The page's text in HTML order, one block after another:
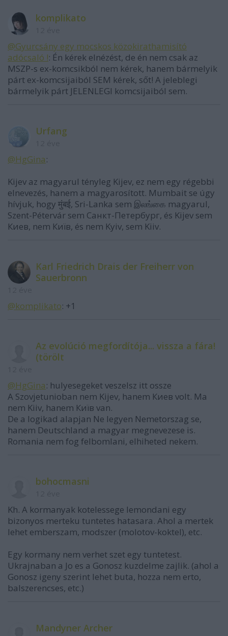
komplikato
@Gyurcsány egy mocskos közokirathamisító
adócsaló !: Én kérek elnézést, de én nem csak az
MSZP-s ex-komcsikból nem kérek, hanem bármelyik
párt ex-komcsijaiból SEM kérek, sőt! A jeleblegi
bármelyik párt JELENLEGI komcsijaiból sem.
Urfang
@HgGina:
Kijev az magyarul tényleg Kijev, ez nem egy régebbi
elnevezés, hanem a magyarosított. Mumbait se úgy
hívjuk, hogy मुंबई, Sri-Lanka sem இலங்கை magyarul,
Szent-Pétervár sem Санкт-Петербург, és Kijev sem
Киев, nem Київ, és nem Kyiv, sem Kiiv.
Karl Friedrich Drais der Freiherr von
Sauerbronn
@komplikato: +1
Az evolúció megfordítója... vissza a fára!
(törölt
@HgGina: hulyesegeket veszelsz itt ossze
A Szovjetunioban nem Kijev, hanem Киев volt. Ma
nem Kiiv, hanem Київ van.
De a logikad alapjan Ne legyen Nemetorszag se,
hanem Deutschland a magyar megnevezese is.
Romania nem fog felbomlani, elhiheted nekem.
bohocmasni
Kh. A kormanyak kotelessege lemondani egy
bizonyos merteku tuntetes hatasara. Ahol a mertek
lehet emberszam, modszer (molotov-koktel), etc.
Egy kormany nem verhet szet egy tuntetest.
Ukrajnaban a Jo es a Gonosz kuzdelme zajlik. (ahol a
Gonosz igeny szerint lehet buta, hozza nem erto,
balszerencses, etc.)
Mandyner Archer